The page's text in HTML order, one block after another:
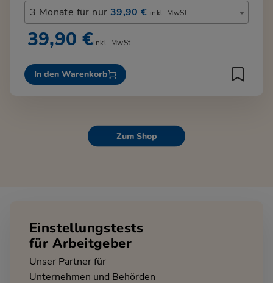
3 Monate für nur 39,90 € inkl. MwSt.
39,90 €inkl. MwSt.
In den Warenkorb
Zum Shop
Einstellungstests
für Arbeitgeber
Unser Partner für
Unternehmen und Behörden